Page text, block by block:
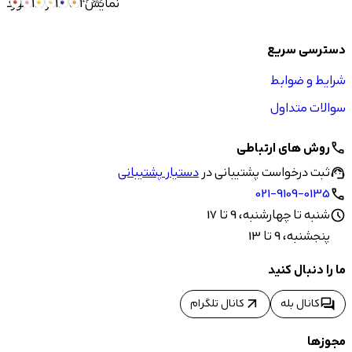
دسترسی سریع
شرایط و ضوابط
سوالات متداول
callروش های ارتباطی
support_agentثبت درخواست پشتیبانی دردستیار پشتیبانی
call
021-9109-0135
scheduleشنبه تا چهارشنبه، 9 تا 17
پنجشنبه، 9 تا 13
ما را دنبال کنید
forumکانال بله arrow_outward کانال تلگرام
مجوزها